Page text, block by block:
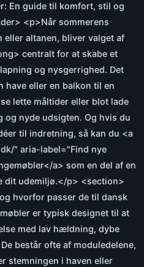
En guide til komfort, stil og
<p>Når sommerens
altanen, bliver valget af
centralt for at skabe et
og nysgerrighed. Det
have eller en balkon til en
lette måltider eller blot lade
nyde udsigten. Og hvis du
til indretning, så kan du <a
" aria-label="Find nye
a> som en del af en
dit udemiljø.</p> <section>
hvorfor passer de til dansk
er typisk designet til at
med lav hældning, dybe
består ofte af moduledelene,
stemningen i haven eller